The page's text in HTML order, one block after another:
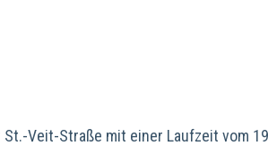
Veit-Straße mit einer Laufzeit vom